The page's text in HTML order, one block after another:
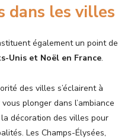
dans les villes
également un point de
Unis et Noël en France.
des villes s’éclairent à
plonger dans l’ambiance
décoration des villes pour
Les Champs-Élysées,